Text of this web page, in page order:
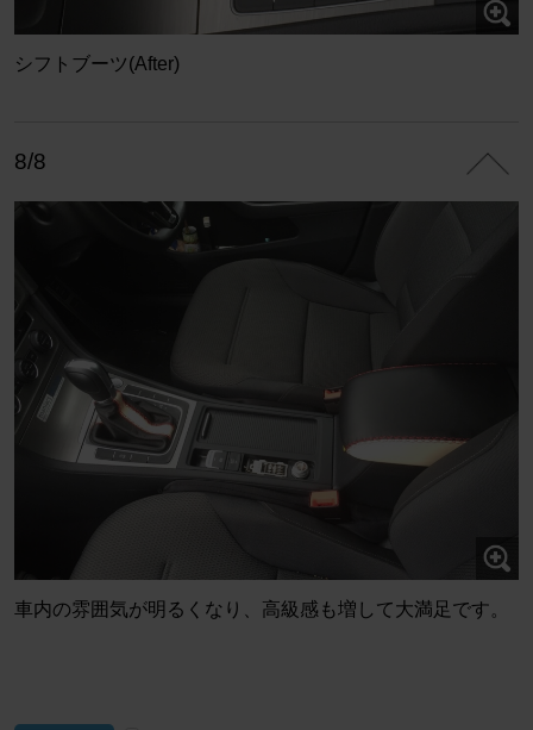
シフトブーツ(After)
8/8
車内の雰囲気が明るくなり、高級感も増して大満足です。